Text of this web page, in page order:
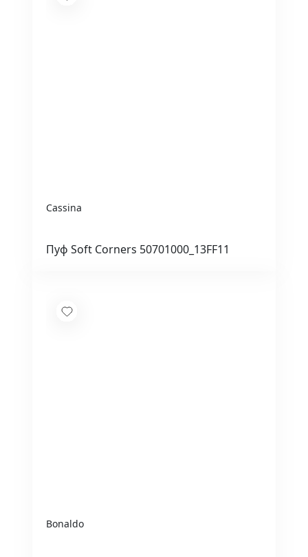
Cassina
Пуф Soft Corners 50701000_13FF11
Bonaldo